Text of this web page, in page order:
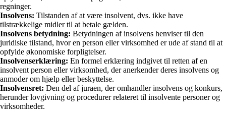
regninger.
Insolvens: Tilstanden af at være insolvent, dvs. ikke have
tilstrækkelige midler til at betale gælden.
Insolvens betydning: Betydningen af insolvens henviser til den
juridiske tilstand, hvor en person eller virksomhed er ude af stand til at
opfylde økonomiske forpligtelser.
Insolvenserklæring: En formel erklæring indgivet til retten af en
insolvent person eller virksomhed, der anerkender deres insolvens og
anmoder om hjælp eller beskyttelse.
Insolvensret: Den del af juraen, der omhandler insolvens og konkurs,
herunder lovgivning og procedurer relateret til insolvente personer og
virksomheder.